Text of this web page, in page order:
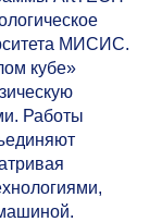
МИСИС.
кубе»
Работы